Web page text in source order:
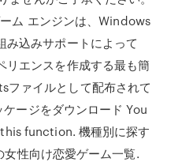
ム エンジンは、Windows
込みサポートによって
エンスを作成する最も簡
ァイルとして配布されて
ージをダウンロード You
function. 機種別に探す
性向け恋愛ゲーム一覧.